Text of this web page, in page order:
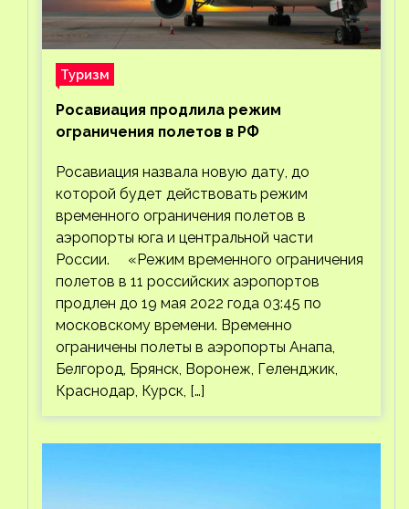
Туризм
Росавиация продлила режим
ограничения полетов в РФ
Росавиация назвала новую дату, до
которой будет действовать режим
временного ограничения полетов в
аэропорты юга и центральной части
России. «Режим временного ограничения
полетов в 11 российских аэропортов
продлен до 19 мая 2022 года 03:45 по
московскому времени. Временно
ограничены полеты в аэропорты Анапа,
Белгород, Брянск, Воронеж, Геленджик,
Краснодар, Курск, […]